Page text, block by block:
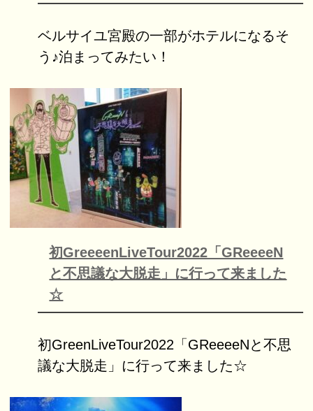
ベルサイユ宮殿の一部がホテルになるそ
う♪泊まってみたい！
初GreeeenLiveTour2022「GReeeeN
と不思議な大脱走」に行って来ました
☆
初GreenLiveTour2022「GReeeeNと不思
議な大脱走」に行って来ました☆